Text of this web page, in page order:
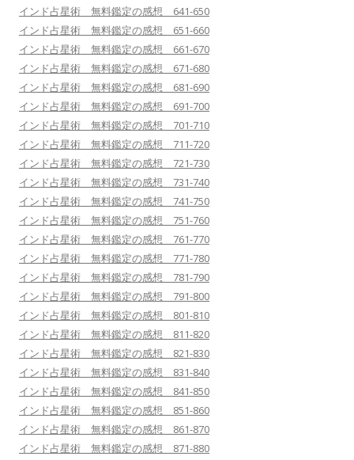
インド占星術 無料鑑定の感想 641-650
インド占星術 無料鑑定の感想 651-660
インド占星術 無料鑑定の感想 661-670
インド占星術 無料鑑定の感想 671-680
インド占星術 無料鑑定の感想 681-690
インド占星術 無料鑑定の感想 691-700
インド占星術 無料鑑定の感想 701-710
インド占星術 無料鑑定の感想 711-720
インド占星術 無料鑑定の感想 721-730
インド占星術 無料鑑定の感想 731-740
インド占星術 無料鑑定の感想 741-750
インド占星術 無料鑑定の感想 751-760
インド占星術 無料鑑定の感想 761-770
インド占星術 無料鑑定の感想 771-780
インド占星術 無料鑑定の感想 781-790
インド占星術 無料鑑定の感想 791-800
インド占星術 無料鑑定の感想 801-810
インド占星術 無料鑑定の感想 811-820
インド占星術 無料鑑定の感想 821-830
インド占星術 無料鑑定の感想 831-840
インド占星術 無料鑑定の感想 841-850
インド占星術 無料鑑定の感想 851-860
インド占星術 無料鑑定の感想 861-870
インド占星術 無料鑑定の感想 871-880